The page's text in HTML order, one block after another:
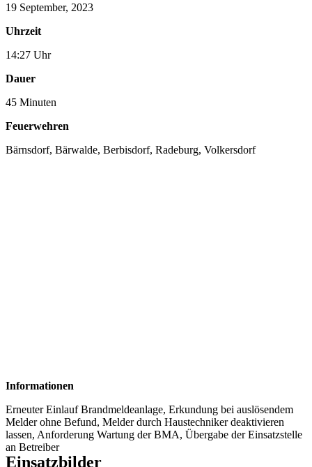
19 September, 2023
Uhrzeit
14:27 Uhr
Dauer
45 Minuten
Feuerwehren
Bärnsdorf, Bärwalde, Berbisdorf, Radeburg, Volkersdorf
Informationen
Erneuter Einlauf Brandmeldeanlage, Erkundung bei auslösendem
Melder ohne Befund, Melder durch Haustechniker deaktivieren
lassen, Anforderung Wartung der BMA, Übergabe der Einsatzstelle
an Betreiber
Einsatzbilder